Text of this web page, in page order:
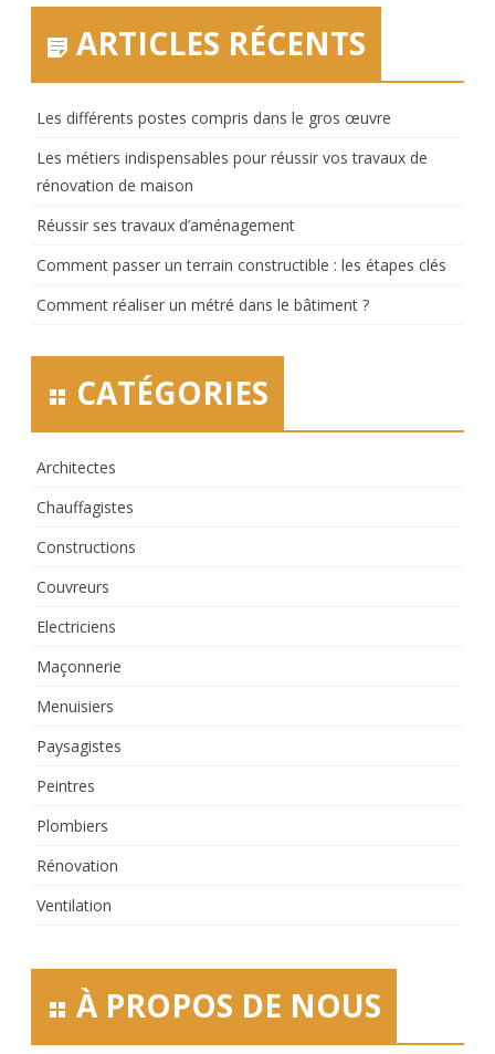
ARTICLES RÉCENTS
Les différents postes compris dans le gros œuvre
Les métiers indispensables pour réussir vos travaux de
rénovation de maison
Réussir ses travaux d’aménagement
Comment passer un terrain constructible : les étapes clés
Comment réaliser un métré dans le bâtiment ?
CATÉGORIES
Architectes
Chauffagistes
Constructions
Couvreurs
Electriciens
Maçonnerie
Menuisiers
Paysagistes
Peintres
Plombiers
Rénovation
Ventilation
À PROPOS DE NOUS